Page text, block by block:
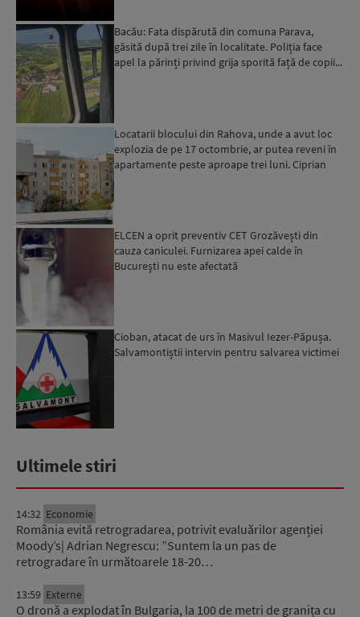
Bacău: Fata dispărută din comuna Parava,
găsită după trei zile în localitate. Poliția face
apel la părinți privind grija sporită față de copii...
Locatarii blocului din Rahova, unde a avut loc
explozia de pe 17 octombrie, ar putea reveni în
apartamente peste aproape trei luni. Ciprian
ELCEN a oprit preventiv CET Grozăvești din
cauza caniculei. Furnizarea apei calde în
Bucureşti nu este afectată
Cioban, atacat de urs în Masivul Iezer-Păpușa.
Salvamontiștii intervin pentru salvarea victimei
Ultimele stiri
14:32 Economie
România evită retrogradarea, potrivit evaluărilor agenției
Moody’s| Adrian Negrescu: ”Suntem la un pas de
retrogradare în următoarele 18-20…
13:59 Externe
O dronă a explodat în Bulgaria, la 100 de metri de granița cu